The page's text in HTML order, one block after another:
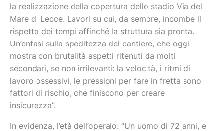
la realizzazione della copertura dello stadio Via del
Mare di Lecce. Lavori su cui, da sempre, incombe il
rispetto dei tempi affinché la struttura sia pronta.
Un’enfasi sulla speditezza del cantiere, che oggi
mostra con brutalità aspetti ritenuti da molti
secondari, se non irrilevanti: la velocità, i ritmi di
lavoro ossessivi, le pressioni per fare in fretta sono
fattori di rischio, che finiscono per creare
insicurezza”.
In evidenza, l’età dell’operaio: “Un uomo di 72 anni, e